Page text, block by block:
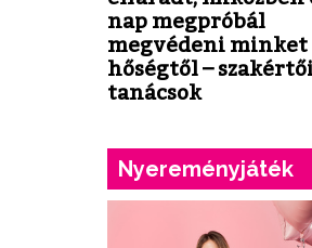
nap megpróbál
megvédeni minket
hőségtől –
tanácsok
Nyereményjáték